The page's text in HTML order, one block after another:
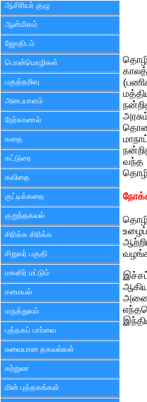
ஆசிரியர் குழு
ஆன்மிகம்
ஜோதிடம்
பொன்மொழிகள்
பகுத்தறிவு
அடையாளம்
நேர்காணல்
கதை
கட்டுரை
கவிதை
குட்டிக்கதை
குறுந்தகவல்
சிரிக்க சிரிக்க
சிறுவர் பகுதி
மகளிர் மட்டும்
சமையல்
மருத்துவம்
புத்தகப் பார்வை
சுவையான தகவல்கள்
சுற்றுலா
மின் புத்தகங்கள்